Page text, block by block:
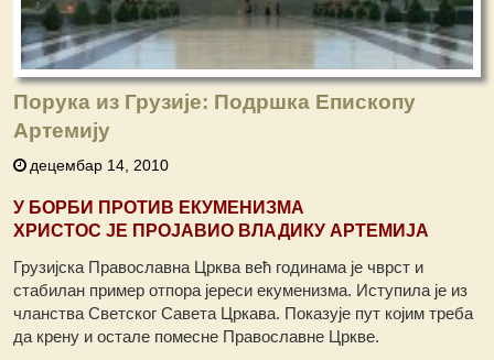
Порука из Грузије: Подршка Епископу
Артемију
децембар 14, 2010
У БОРБИ ПРОТИВ ЕКУМЕНИЗМА
ХРИСТОС ЈЕ ПРОЈАВИО ВЛАДИКУ АРТЕМИЈА
Грузијска Православна Црква већ годинама је чврст и
стабилан пример отпора јереси екуменизма. Иступила је из
чланства Светског Савета Цркава. Показује пут којим треба
да крену и остале помесне Православне Цркве.